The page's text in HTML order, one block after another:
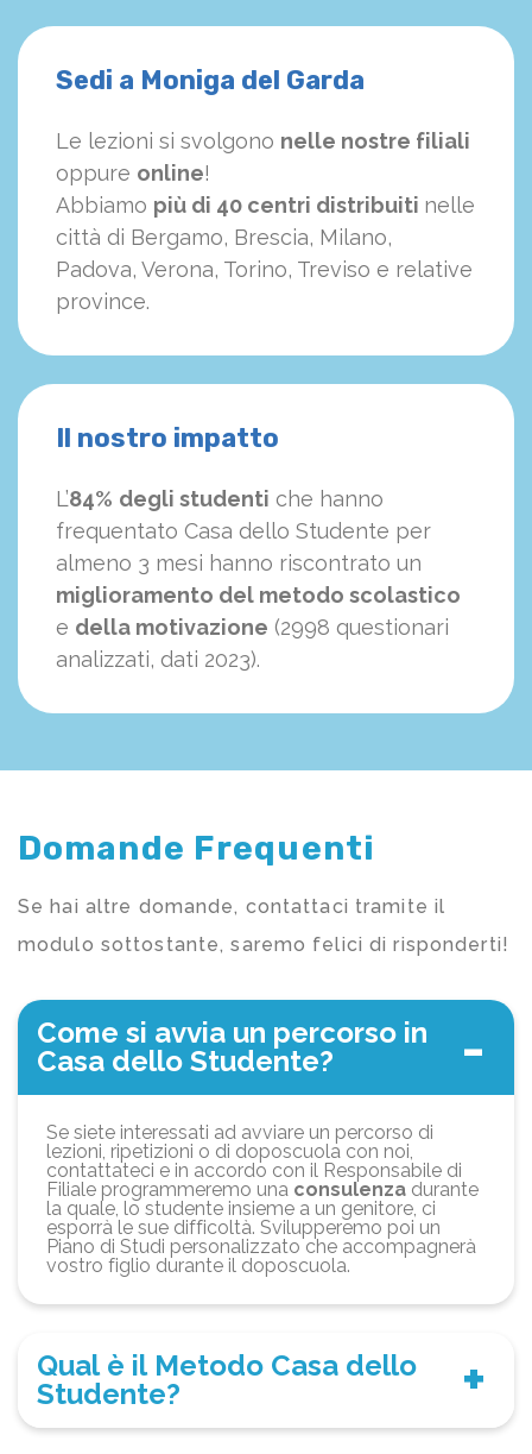
Sedi a Moniga del Garda
Le lezioni si svolgono nelle nostre filiali
oppure online!
Abbiamo più di 40 centri distribuiti nelle
città di Bergamo, Brescia, Milano,
Padova, Verona, Torino, Treviso e relative
province.
Il nostro impatto
L’84% degli studenti che hanno
frequentato Casa dello Studente per
almeno 3 mesi hanno riscontrato un
miglioramento del metodo scolastico
e della motivazione (2998 questionari
analizzati, dati 2023).
Domande Frequenti
Se hai altre domande, contattaci tramite il
modulo sottostante, saremo felici di risponderti!
Come si avvia un percorso in
Casa dello Studente?
Se siete interessati ad avviare un percorso di
lezioni, ripetizioni o di doposcuola con noi,
contattateci e in accordo con il Responsabile di
Filiale programmeremo una consulenza durante
la quale, lo studente insieme a un genitore, ci
esporrà le sue difficoltà. Svilupperemo poi un
Piano di Studi personalizzato che accompagnerà
vostro figlio durante il doposcuola.
Qual è il Metodo Casa dello
Studente?